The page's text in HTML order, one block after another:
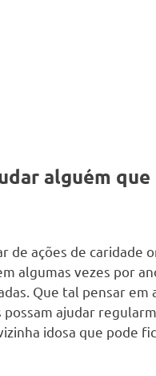
alguém que
de ações de caridade
algumas vezes por
Que tal pensar
ajudar
idosa que pode